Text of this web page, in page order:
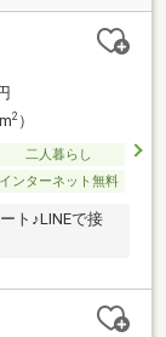
2）
二人暮らし
インターネット無料
ト♪LINEで接